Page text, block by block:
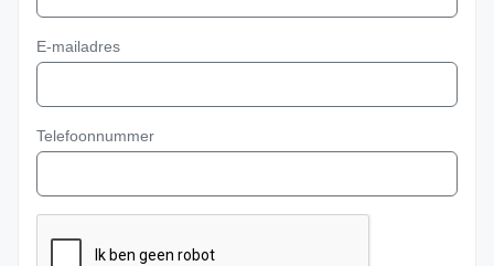
E-mailadres
Telefoonnummer